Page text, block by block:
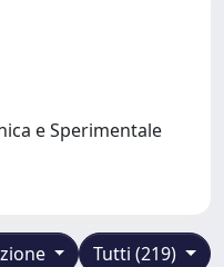
e Sperimentale
Tutti (219)